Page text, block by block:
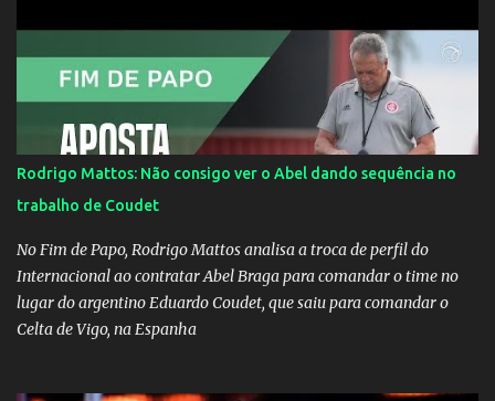
Rodrigo Mattos: Não consigo ver o Abel dando sequência no
trabalho de Coudet
No Fim de Papo, Rodrigo Mattos analisa a troca de perfil do
Internacional ao contratar Abel Braga para comandar o time no
lugar do argentino Eduardo Coudet, que saiu para comandar o
Celta de Vigo, na Espanha